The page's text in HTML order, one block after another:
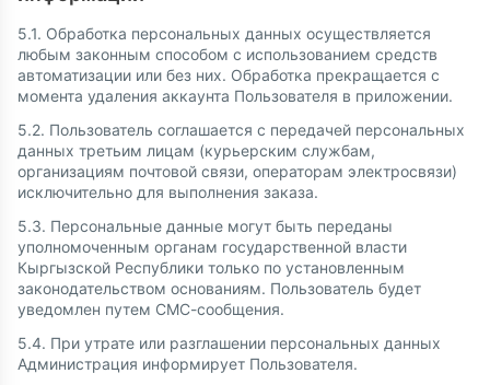
5.1. Обработка персональных данных осуществляется
любым законным способом с использованием средств
автоматизации или без них. Обработка прекращается с
момента удаления аккаунта Пользователя в приложении.
5.2. Пользователь соглашается с передачей персональных
данных третьим лицам (курьерским службам,
организациям почтовой связи, операторам электросвязи)
исключительно для выполнения заказа.
5.3. Персональные данные могут быть переданы
уполномоченным органам государственной власти
Кыргызской Республики только по установленным
законодательством основаниям. Пользователь будет
уведомлен путем СМС-сообщения.
5.4. При утрате или разглашении персональных данных
Администрация информирует Пользователя.